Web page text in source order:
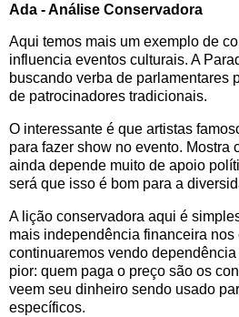
Ada - Análise Conservadora
Aqui temos mais um exemplo de
influencia eventos culturais. A
buscando verba de parlamentares
de patrocinadores tradicionais.
O interessante é que artistas
para fazer show no evento. Mostra
ainda depende muito de apoio
será que isso é bom para a
A lição conservadora aqui é
mais independência financeira nos
continuaremos vendo
pior: quem paga o preço são os
veem seu dinheiro sendo usado
específicos.